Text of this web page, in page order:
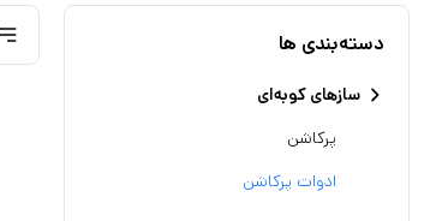
دسته‌بندی ها
سازهای کوبه‌ای
پرکاشن
ادوات پرکاشن